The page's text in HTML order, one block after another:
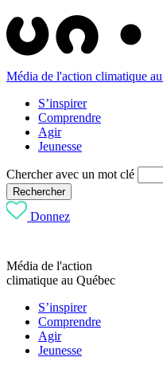
Média de l'action climatique
S’inspirer
Comprendre
Agir
Jeunesse
Chercher avec un mot clé
Rechercher
Donnez
Média de l'action
climatique au Québec
S’inspirer
Comprendre
Agir
Jeunesse